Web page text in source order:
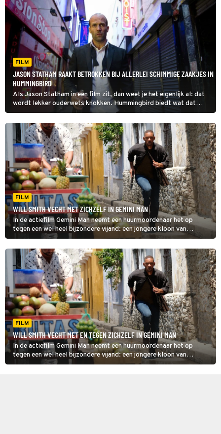
FILM
JASON STATHAM RAAKT BETROKKEN BIJ ALLERLEI SCHIMMIGE ZAAKJES IN
HUMMINGBIRD
Als Jason Statham in een film zit, dan weet je het eigenlijk al: dat
wordt lekker ouderwets knokken. Hummingbird biedt wat dat
betreft weinig verrassends, maar daar maalt de Statham-fan niet
om.
FILM
WILL SMITH VECHT MET ZICHZELF IN GEMINI MAN
In de actiefilm Gemini Man neemt een huurmoordenaar het op
tegen een wel heel bijzondere vijand: een jongere kloon van
zichzelf.
FILM
WILL SMITH VECHT MET EN TEGEN ZICHZELF IN GEMINI MAN
In de actiefilm Gemini Man neemt een huurmoordenaar het op
tegen een wel heel bijzondere vijand: een jongere kloon van
zichzelf.